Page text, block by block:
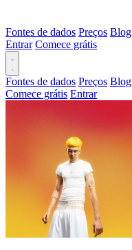
Fontes de dados Preços Blog
Entrar Comece grátis
Fontes de dados Preços Blog
Comece grátis Entrar